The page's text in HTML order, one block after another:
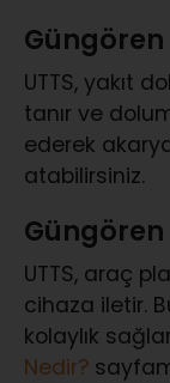
Güngören
UTTS, yakıt
tanır ve
ederek
atabilirsiniz.
Güngören
UTTS, araç
cihaza iletir.
kolaylık
Nedir?